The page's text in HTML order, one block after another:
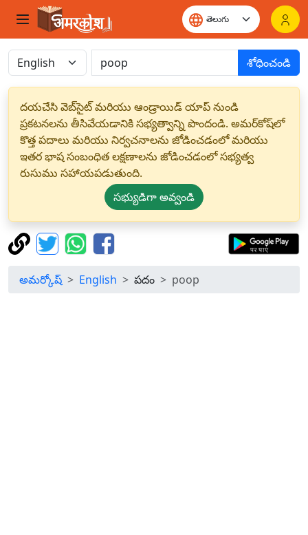
శోధించండి
దయచేసి వెబ్‌సైట్ మరియు ఆండ్రాయిడ్ యాప్ నుండి
ప్రకటనలను తీసివేయడానికి సభ్యత్వాన్ని పొందండి. అమర్‌కోష్‌లో
కొత్త పదాలు మరియు నిర్వచనాలను జోడించడంలో మరియు
ఇతర భాష సంబంధిత లక్షణాలను జోడించడంలో సభ్యత్వ
రుసుము సహాయపడుతుంది.
సభ్యుడిగా అవ్వండి
అమర్కోష్ English పదం poop